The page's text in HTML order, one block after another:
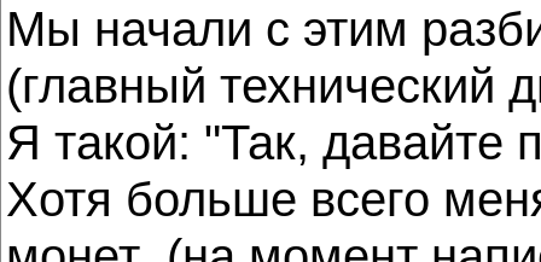
Мы начали с этим
(главный технический
Я такой: "Так, давайте
Хотя больше всего